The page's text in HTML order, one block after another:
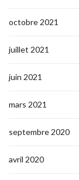
octobre 2021
juillet 2021
juin 2021
mars 2021
septembre 2020
avril 2020